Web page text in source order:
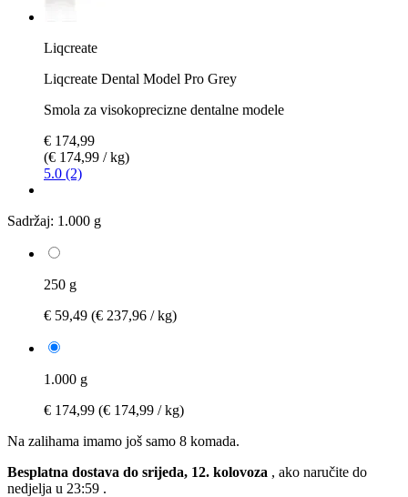
Liqcreate
Liqcreate Dental Model Pro Grey
Smola za visokoprecizne dentalne modele
€ 174,99
(€ 174,99 / kg)
5.0 (2)
Sadržaj: 1.000 g
250 g
€ 59,49 (€ 237,96 / kg)
1.000 g
€ 174,99 (€ 174,99 / kg)
Na zalihama imamo još samo 8 komada.
Besplatna dostava do srijeda, 12. kolovoza , ako naručite do
nedjelja u 23:59 .